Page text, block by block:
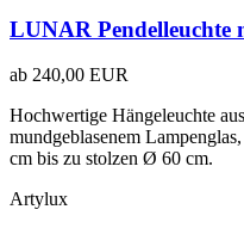
LUNAR Pendelleuchte
ab 240,00 EUR
Hochwertige Hängeleuchte
mundgeblasenem
cm bis zu stolzen Ø 60 cm.
Artylux